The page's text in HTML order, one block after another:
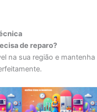
de reparo?
na sua região e mantenha